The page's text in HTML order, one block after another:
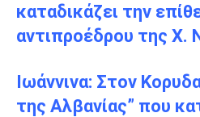
καταδικάζει την
αντιπροέδρου της Χ.
Ιωάννινα: Στον
της Αλβανίας” που